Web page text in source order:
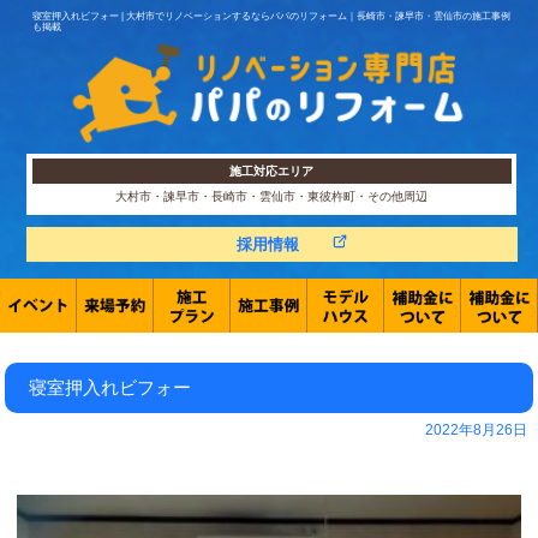
寝室押入れビフォー | 大村市でリノベーションするならパパのリフォーム｜長崎市・諫早市・雲仙市の施工事例
も掲載
施工対応エリア
大村市・諫早市・長崎市・雲仙市・東彼杵町・その他周辺
採用情報
寝室押入れビフォー
2022年8月26日